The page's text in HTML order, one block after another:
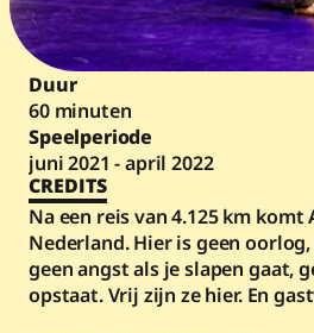
Duur
60 minuten
Speelperiode
juni 2021 - april 2022
CREDITS
Na een reis van 4.125 km
Nederland. Hier is geen
geen angst als je slapen gaat,
opstaat. Vrij zijn ze hier. En